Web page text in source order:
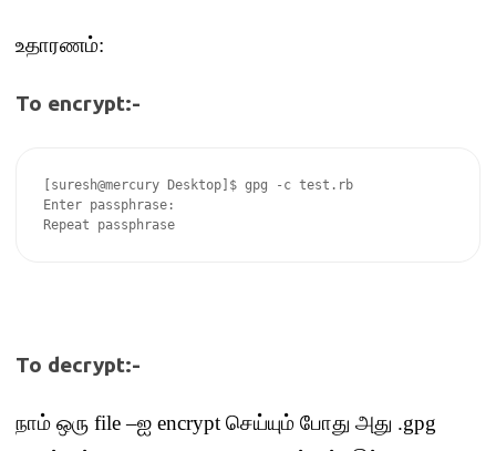
உதாரணம்:
To encrypt:-
[suresh@mercury Desktop]$ gpg -c test.rb
Enter passphrase:
Repeat passphrase
To decrypt:-
நாம் ஒரு file –ஐ encrypt செய்யும் போது அது .gpg